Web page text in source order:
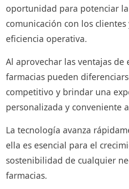
oportunidad para potenciar
comunicación con los
eficiencia operativa.
Al aprovechar las ventajas de
farmacias pueden
competitivo y brindar una
personalizada y conveniente
La tecnología avanza
ella es esencial para el
sostenibilidad de cualquier
farmacias.